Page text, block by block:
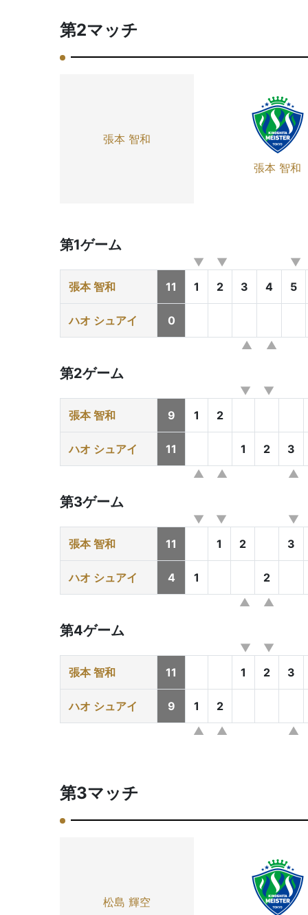
第2マッチ
張本 智和
張本 智和
第1ゲーム
張本 智和 11 1 2 3 4 5
ハオ シュアイ 0
第2ゲーム
張本 智和 9 1 2
ハオ シュアイ 11 1 2 3
第3ゲーム
張本 智和 11 1 2 3
ハオ シュアイ 4 1 2
第4ゲーム
張本 智和 11 1 2 3
ハオ シュアイ 9 1 2
第3マッチ
松島 輝空